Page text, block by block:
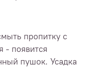
пропитку с
- появится
пушок. Усадка